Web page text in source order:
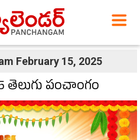
February 15, 2025
తెలుగు పంచాంగం